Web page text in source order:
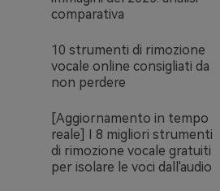
comparativa
10 strumenti di rimozione
vocale online consigliati da
non perdere
[Aggiornamento in tempo
reale] I 8 migliori strumenti
di rimozione vocale gratuiti
per isolare le voci dall'audio